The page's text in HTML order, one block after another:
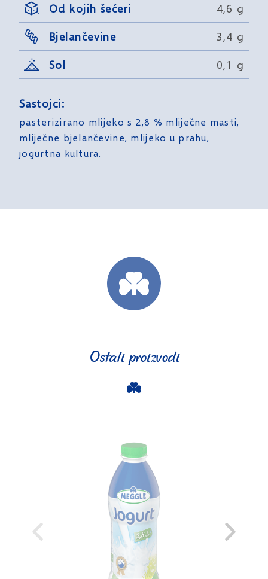
Od kojih šećeri 4,6 g
Bjelančevine 3,4 g
Sol 0,1 g
Sastojci:
pasterizirano mlijeko s 2,8 % mliječne masti,
mliječne bjelančevine, mlijeko u prahu,
jogurtna kultura.
Ostali proizvodi